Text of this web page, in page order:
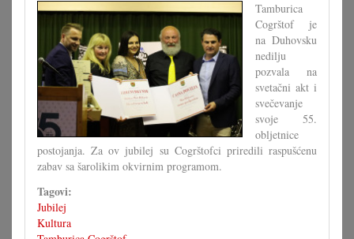
Tamburica
Cogrštof je
na Duhovsku
nedilju
pozvala na
svetačni akt i
svečevanje
svoje 55.
obljetnice
postojanja. Za ov jubilej su Cogrštofci priredili raspušćenu
zabav sa šarolikim okvirnim programom.
Tagovi:
Jubilej
Kultura